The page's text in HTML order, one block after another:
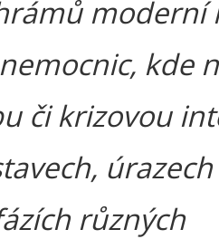
moderní
kde
či krizovou
různých